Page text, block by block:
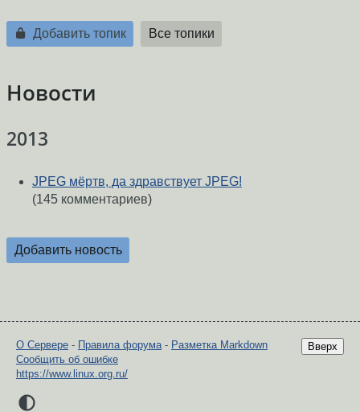
Добавить топик Все топики
Новости
2013
JPEG мёртв, да здравствует JPEG!
(145 комментариев)
Добавить новость
Вверх
О Сервере - Правила форума - Разметка Markdown
Сообщить об ошибке
https://www.linux.org.ru/